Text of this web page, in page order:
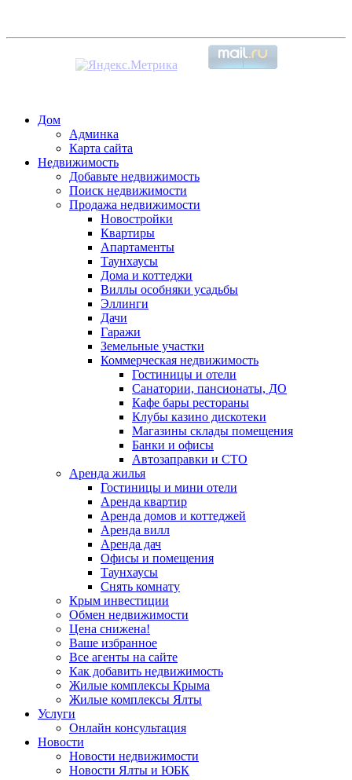
Дом
Админка
Карта сайта
Недвижимость
Добавьте недвижимость
Поиск недвижимости
Продажа недвижимости
Новостройки
Квартиры
Апартаменты
Таунхаусы
Дома и коттеджи
Виллы особняки усадьбы
Эллинги
Дачи
Гаражи
Земельные участки
Коммерческая недвижимость
Гостиницы и отели
Санатории, пансионаты, ДО
Кафе бары рестораны
Клубы казино дискотеки
Магазины склады помещения
Банки и офисы
Автозаправки и СТО
Аренда жилья
Гостиницы и мини отели
Аренда квартир
Аренда домов и коттеджей
Аренда вилл
Аренда дач
Офисы и помещения
Таунхаусы
Снять комнату
Крым инвестиции
Обмен недвижимости
Цена снижена!
Ваше избранное
Все агенты на сайте
Как добавить недвижимость
Жилые комплексы Крыма
Жилые комплексы Ялты
Услуги
Онлайн консультация
Новости
Новости недвижимости
Новости Ялты и ЮБК